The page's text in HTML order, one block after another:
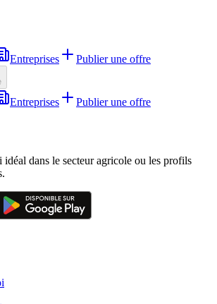
Entreprises Publier une offre
Entreprises Publier une offre
dans le secteur agricole ou les profils